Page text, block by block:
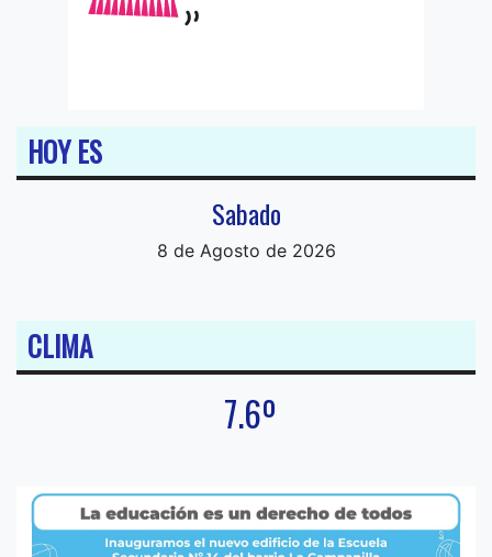
HOY ES
Sabado
8 de Agosto de 2026
CLIMA
7.6º